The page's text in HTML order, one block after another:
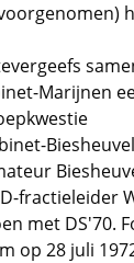
Marijnen
fractieleider
met DS'70.
op 28 juli